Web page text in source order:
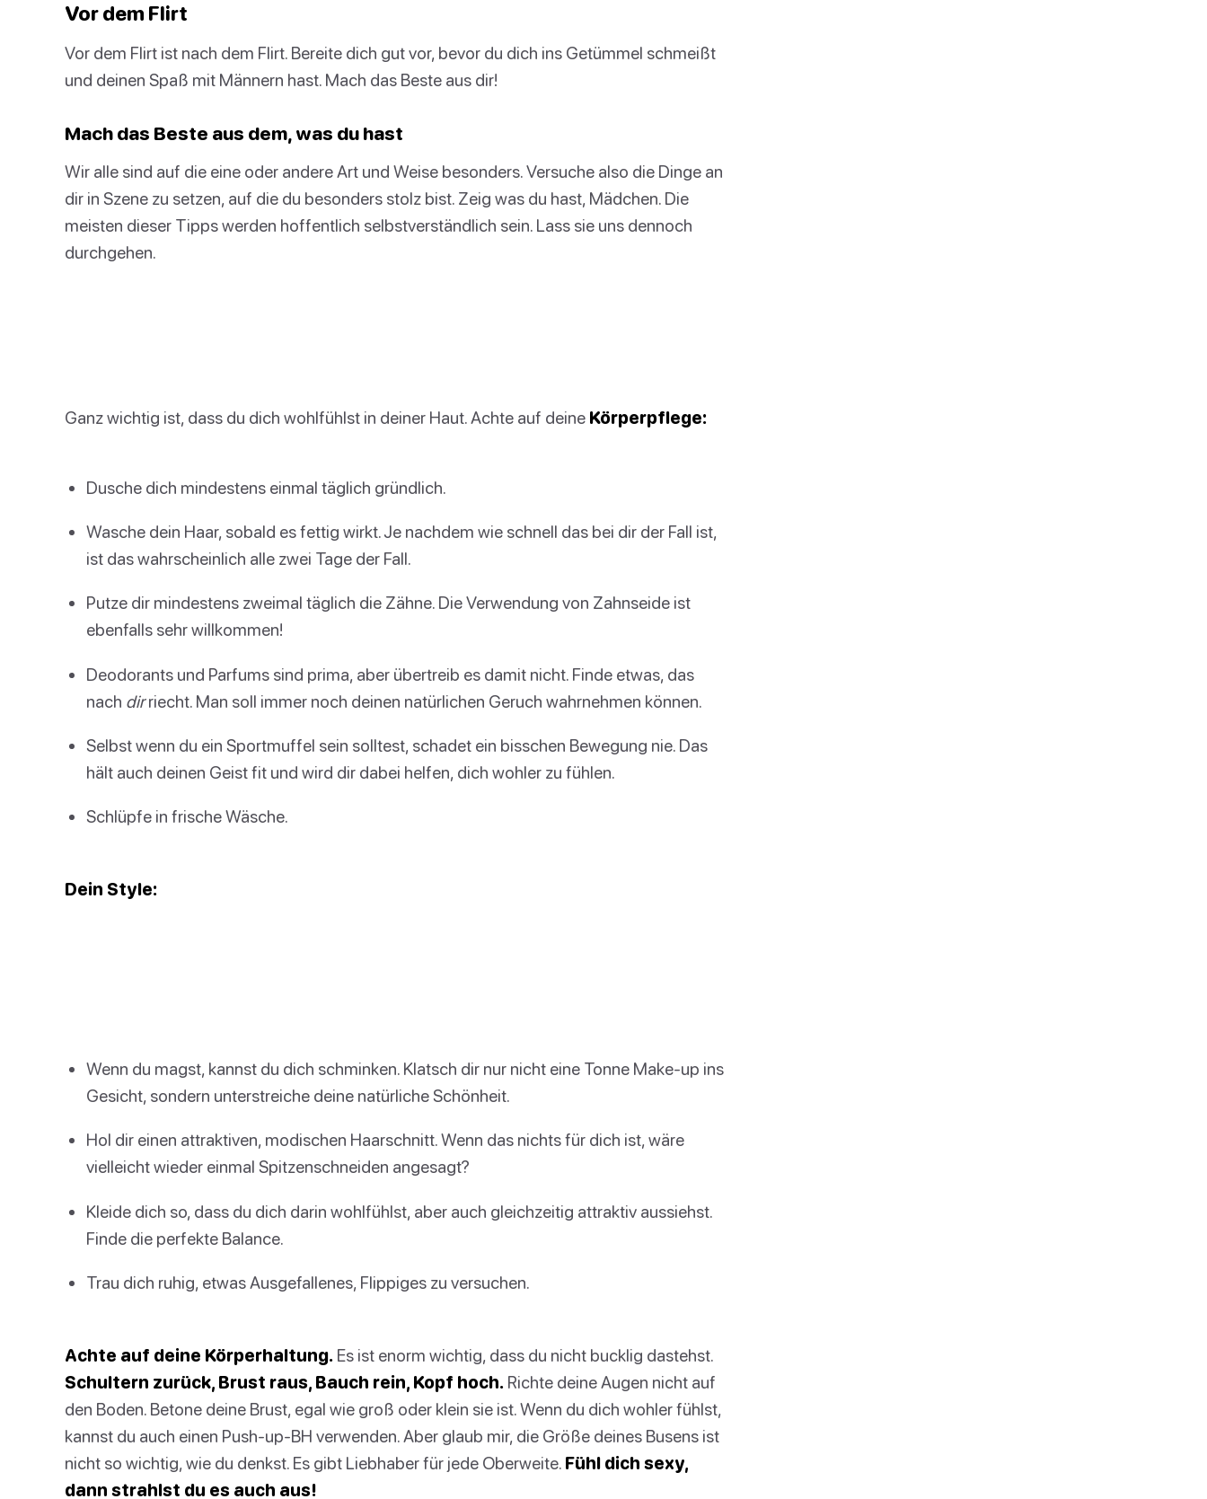
Vor dem Flirt
Vor dem Flirt ist nach dem Flirt. Bereite dich gut vor, bevor du dich ins Getümmel schmeißt
und deinen Spaß mit Männern hast. Mach das Beste aus dir!
Mach das Beste aus dem, was du hast
Wir alle sind auf die eine oder andere Art und Weise besonders. Versuche also die Dinge an
dir in Szene zu setzen, auf die du besonders stolz bist. Zeig was du hast, Mädchen. Die
meisten dieser Tipps werden hoffentlich selbstverständlich sein. Lass sie uns dennoch
durchgehen.
Ganz wichtig ist, dass du dich wohlfühlst in deiner Haut. Achte auf deine Körperpflege:
Dusche dich mindestens einmal täglich gründlich.
Wasche dein Haar, sobald es fettig wirkt. Je nachdem wie schnell das bei dir der Fall ist,
ist das wahrscheinlich alle zwei Tage der Fall.
Putze dir mindestens zweimal täglich die Zähne. Die Verwendung von Zahnseide ist
ebenfalls sehr willkommen!
Deodorants und Parfums sind prima, aber übertreib es damit nicht. Finde etwas, das
nach dirriecht. Man soll immer noch deinen natürlichen Geruch wahrnehmen können.
Selbst wenn du ein Sportmuffel sein solltest, schadet ein bisschen Bewegung nie. Das
hält auch deinen Geist fit und wird dir dabei helfen, dich wohler zu fühlen.
Schlüpfe in frische Wäsche.
Dein Style:
Wenn du magst, kannst du dich schminken. Klatsch dir nur nicht eine Tonne Make-up ins
Gesicht, sondern unterstreiche deine natürliche Schönheit.
Hol dir einen attraktiven, modischen Haarschnitt. Wenn das nichts für dich ist, wäre
vielleicht wieder einmal Spitzenschneiden angesagt?
Kleide dich so, dass du dich darin wohlfühlst, aber auch gleichzeitig attraktiv aussiehst.
Finde die perfekte Balance.
Trau dich ruhig, etwas Ausgefallenes, Flippiges zu versuchen.
Achte auf deine Körperhaltung. Es ist enorm wichtig, dass du nicht bucklig dastehst.
Schultern zurück, Brust raus, Bauch rein, Kopf hoch. Richte deine Augen nicht auf
den Boden. Betone deine Brust, egal wie groß oder klein sie ist. Wenn du dich wohler fühlst,
kannst du auch einen Push-up-BH verwenden. Aber glaub mir, die Größe deines Busens ist
nicht so wichtig, wie du denkst. Es gibt Liebhaber für jede Oberweite. Fühl dich sexy,
dann strahlst du es auch aus!